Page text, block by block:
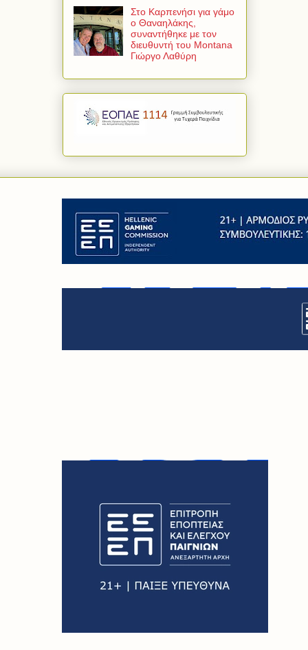
Στο Καρπενήσι για γάμο
ο Θαναηλάκης,
συναντήθηκε με τον
διευθυντή του Montana
Γιώργο Λαθύρη